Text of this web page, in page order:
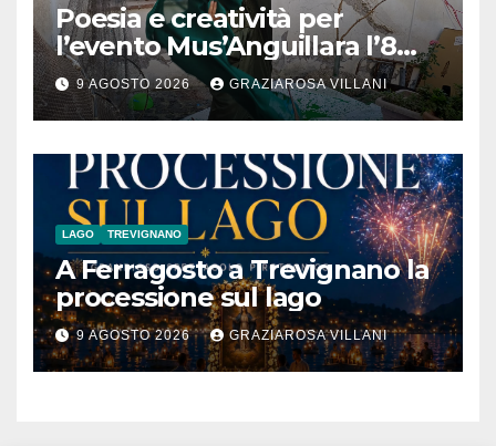
Poesia e creatività per
l’evento Mus’Anguillara l’8
agosto 2026 al Museo
Contadino
9 AGOSTO 2026 GRAZIAROSA VILLANI
LAGO TREVIGNANO
A Ferragosto a Trevignano la
processione sul lago
9 AGOSTO 2026 GRAZIAROSA VILLANI